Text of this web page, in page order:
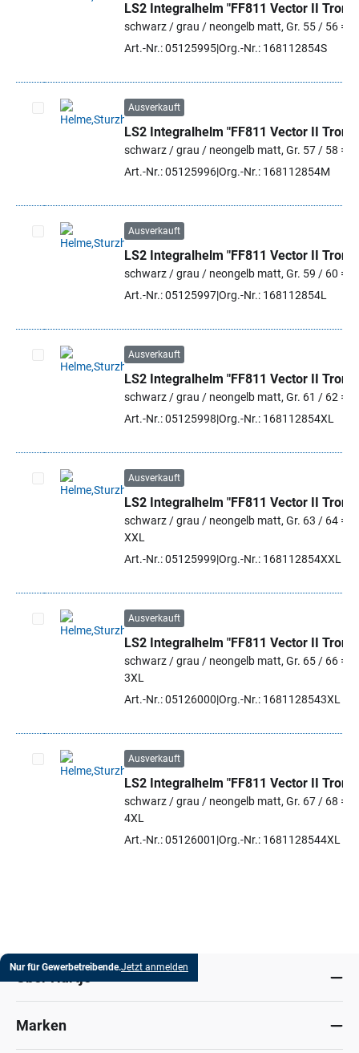
Artikel auswählen
LS2 Integralhelm "FF811 Vector II Tron"
schwarz / grau / neongelb matt, Gr. 55 / 56 = S
Art.-Nr.: 05125995Org.-Nr.: 168112854S
Artikel auswählen
Ausverkauft
LS2 Integralhelm "FF811 Vector II Tron"
schwarz / grau / neongelb matt, Gr. 57 / 58 = M
Art.-Nr.: 05125996Org.-Nr.: 168112854M
Artikel auswählen
Ausverkauft
LS2 Integralhelm "FF811 Vector II Tron"
schwarz / grau / neongelb matt, Gr. 59 / 60 = L
Art.-Nr.: 05125997Org.-Nr.: 168112854L
Artikel auswählen
Ausverkauft
LS2 Integralhelm "FF811 Vector II Tron"
schwarz / grau / neongelb matt, Gr. 61 / 62 =
Art.-Nr.: 05125998 Org.-Nr.: 168112854XL
Artikel auswählen
Ausverkauft
LS2 Integralhelm "FF811 Vector II Tron"
schwarz / grau / neongelb matt, Gr. 63 / 64 =
XXL
Art.-Nr.: 05125999 Org.-Nr.: 168112854XXL
Artikel auswählen
Ausverkauft
LS2 Integralhelm "FF811 Vector II Tron"
schwarz / grau / neongelb matt, Gr. 65 / 66 =
3XL
Art.-Nr.: 05126000 Org.-Nr.: 1681128543XL
Artikel auswählen
Ausverkauft
LS2 Integralhelm "FF811 Vector II Tron"
schwarz / grau / neongelb matt, Gr. 67 / 68 =
4XL
Art.-Nr.: 05126001 Org.-Nr.: 1681128544XL
Nur für Gewerbetreibende.Jetzt anmelden
Marken